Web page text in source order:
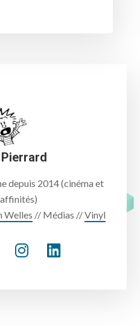
depuis 2014 (cinéma et
Welles // Médias //Vinyl